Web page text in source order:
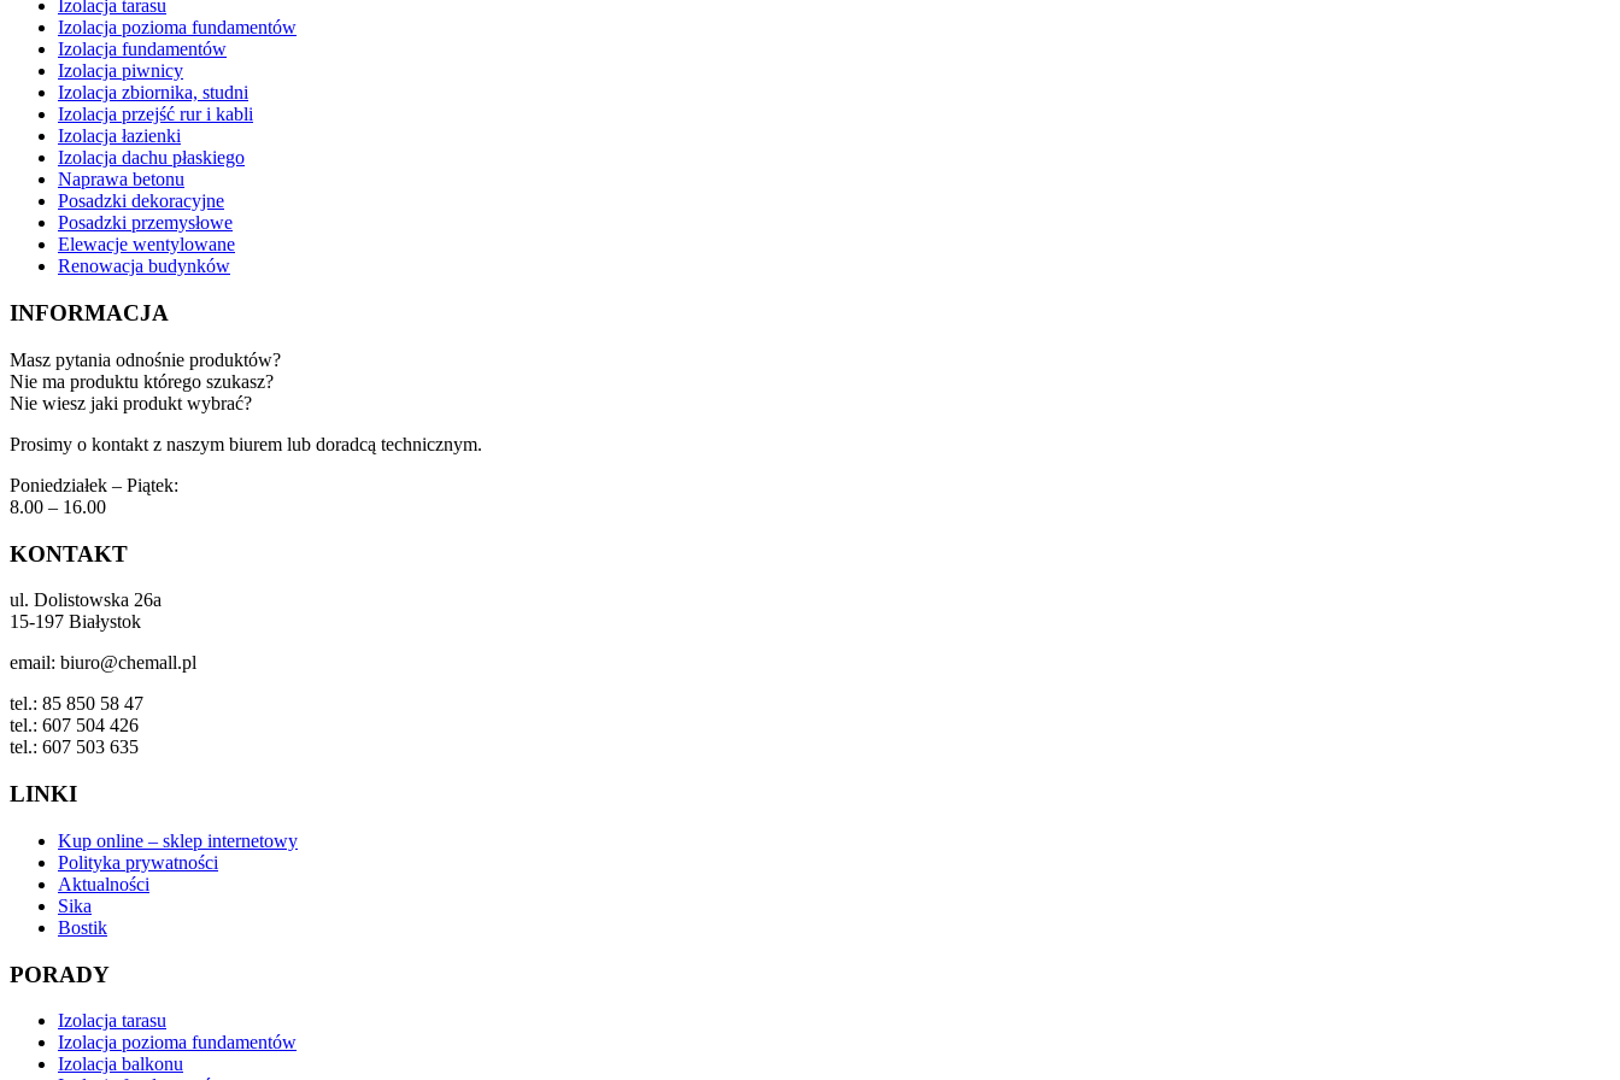
Izolacja tarasu
Izolacja pozioma fundamentów
Izolacja fundamentów
Izolacja piwnicy
Izolacja zbiornika, studni
Izolacja przejść rur i kabli
Izolacja łazienki
Izolacja dachu płaskiego
Naprawa betonu
Posadzki dekoracyjne
Posadzki przemysłowe
Elewacje wentylowane
Renowacja budynków
INFORMACJA
Masz pytania odnośnie produktów?
Nie ma produktu którego szukasz?
Nie wiesz jaki produkt wybrać?
Prosimy o kontakt z naszym biurem lub doradcą technicznym.
Poniedziałek – Piątek:
8.00 – 16.00
KONTAKT
ul. Dolistowska 26a
15-197 Białystok
email: biuro@chemall.pl
tel.: 85 850 58 47
tel.: 607 504 426
tel.: 607 503 635
LINKI
Kup online – sklep internetowy
Polityka prywatności
Aktualności
Sika
Bostik
PORADY
Izolacja tarasu
Izolacja pozioma fundamentów
Izolacja balkonu